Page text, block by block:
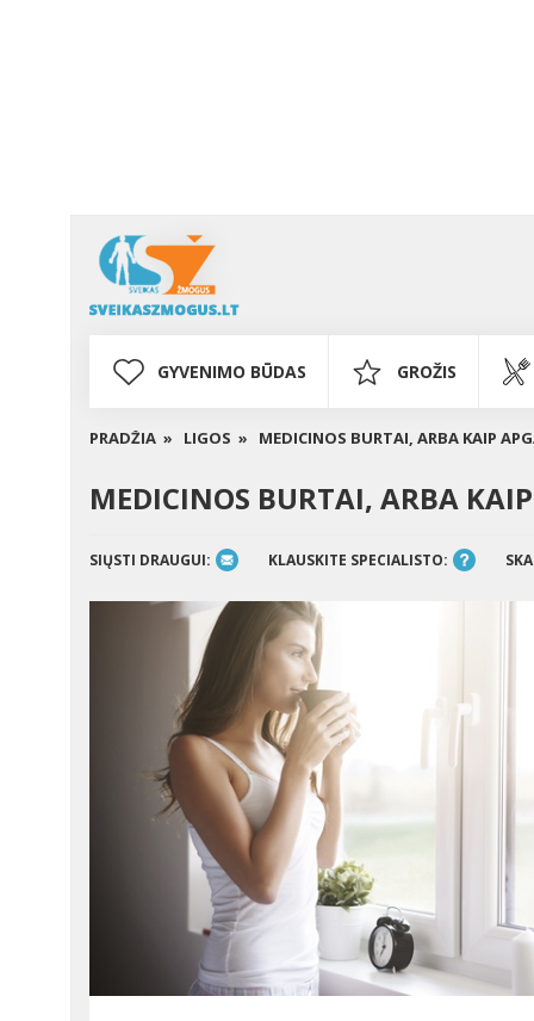
GYVENIMO BŪDAS GROŽIS
PRADŽIA » LIGOS » MEDICINOS BURTAI, ARBA KAIP
MEDICINOS BURTAI, ARBA
SIŲSTI DRAUGUI: KLAUSKITE SPECIALISTO: